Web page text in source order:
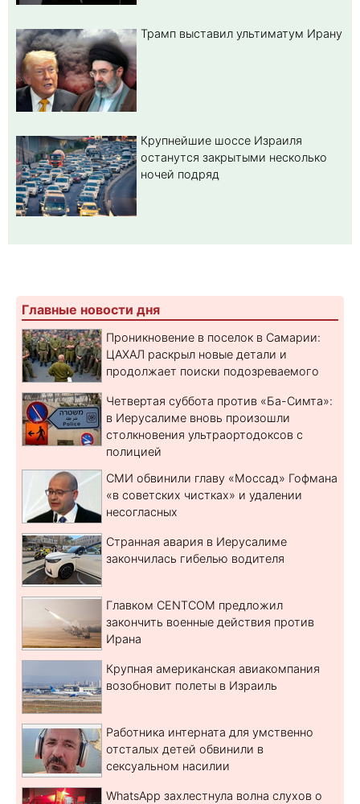
Трамп выставил ультиматум Ирану
Крупнейшие шоссе Израиля
останутся закрытыми несколько
ночей подряд
Главные новости дня
Проникновение в поселок в Самарии:
ЦАХАЛ раскрыл новые детали и
продолжает поиски подозреваемого
Четвертая суббота против «Ба-Симта»:
в Иерусалиме вновь произошли
столкновения ультраортодоксов с
полицией
СМИ обвинили главу «Моссад» Гофмана
«в советских чистках» и удалении
несогласных
Странная авария в Иерусалиме
закончилась гибелью водителя
Главком CENTCOM предложил
закончить военные действия против
Ирана
Крупная американская авиакомпания
возобновит полеты в Израиль
Работника интерната для умственно
отсталых детей обвинили в
сексуальном насилии
WhatsApp захлестнула волна слухов о